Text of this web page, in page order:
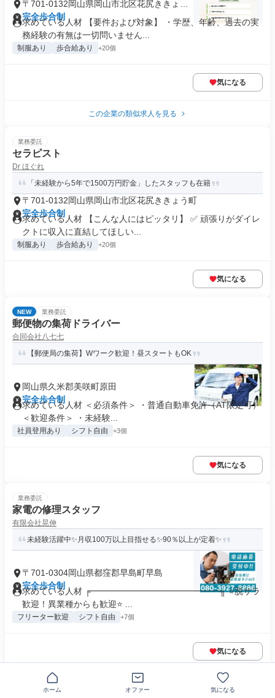
〒701-0132岡山県岡山市北区花尻ききょう
町
完全歩合制
求めている人材 【要件および対象】 ・学歴、年齢、過去の実
務経験の有無は一切問いません...
制服あり 歩合給あり +20個
気になる
この企業の類似求人を見る
業務委託
セラピスト
Dr ほぐれ
「未経験から5年で1500万円貯金」したスタッフも在籍
〒701-0132岡山県岡山市北区花尻ききょう町
完全歩合制
求めている人材 【こんな人にはピッタリ】 ✅ 頑張りがダイレ
クトに収入に直結してほしい...
制服あり 歩合給あり +20個
気になる
NEW 業務委託
郵便物の集荷ドライバー
合同会社八七七
【郵便局の集荷】Wワーク歓迎！昼スタートもOK
岡山県久米郡美咲町原田
完全歩合制
求めている人材 ＜必須条件＞ ・普通自動車免許（AT限定可）
＜歓迎条件＞ ・未経験...
社員登用あり シフト自由 +3個
気になる
業務委託
家電の修理スタッフ
有限会社晃伸
未経験活躍中✨月収100万以上目指せる✨90％以上が定着✨
〒701-0304岡山県都窪郡早島町早島
完全歩合制
求めている人材 ╒━━━━━━━━━━━━━━━╗ ⭐脱サラ
歓迎！異業種からも歓迎⭐ ...
フリーター歓迎 シフト自由 +7個
気になる
軽作業スタッフ
ホーム オファー 気になる